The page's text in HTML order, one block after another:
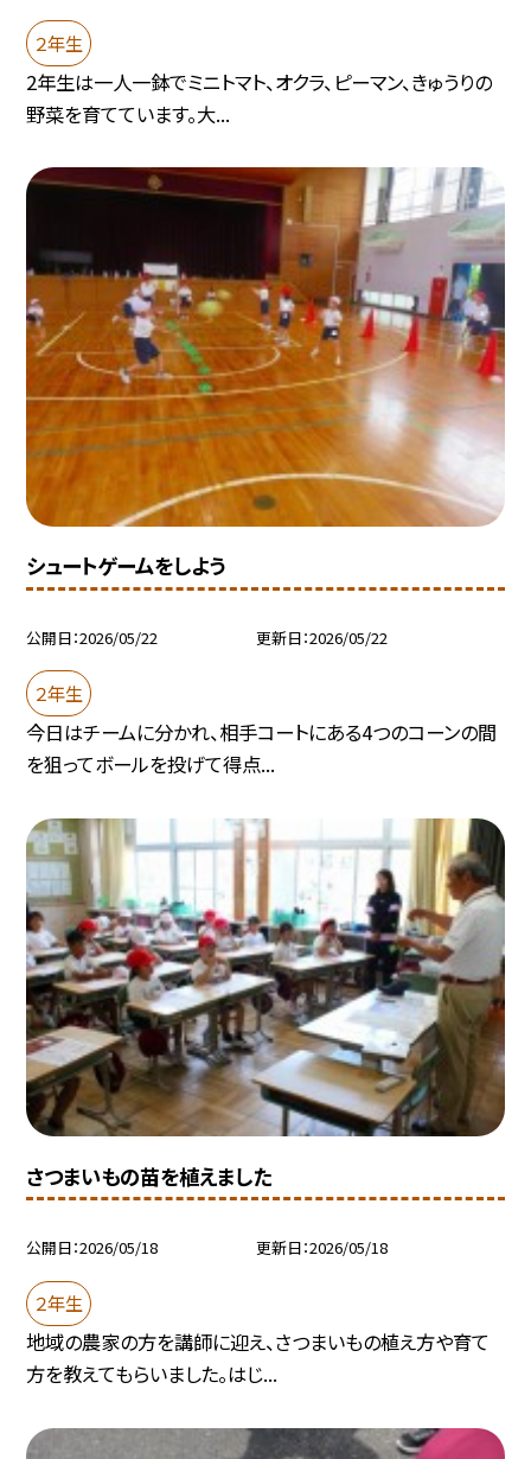
２年生
2年生は一人一鉢でミニトマト、オクラ、ピーマン、きゅうりの
野菜を育てています。大...
シュートゲームをしよう
公開日 2026/05/22 更新日 2026/05/22
２年生
今日はチームに分かれ、相手コートにある4つのコーンの間
を狙ってボールを投げて得点...
さつまいもの苗を植えました
公開日 2026/05/18 更新日 2026/05/18
２年生
地域の農家の方を講師に迎え、さつまいもの植え方や育て
方を教えてもらいました。はじ...